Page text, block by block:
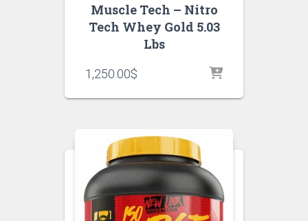
Muscle Tech – Nitro
Tech Whey Gold 5.03
Lbs
1,250.00$